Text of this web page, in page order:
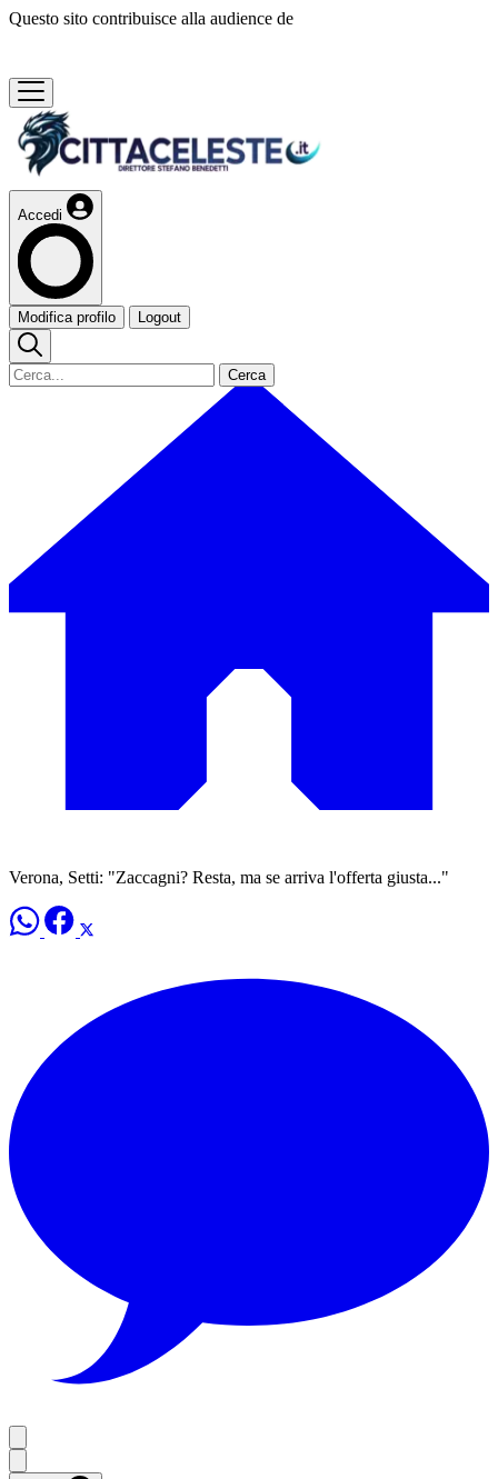
Questo sito contribuisce alla audience de
Accedi
Modifica profilo Logout
Cerca
Verona, Setti: "Zaccagni? Resta, ma se arriva l'offerta giusta..."